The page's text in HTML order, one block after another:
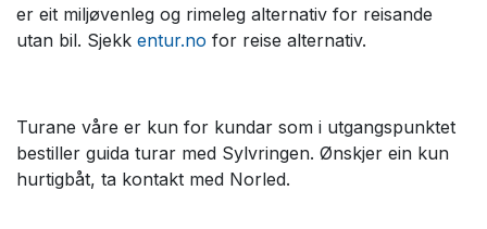
er eit miljøvenleg og rimeleg alternativ for reisande
utan bil. Sjekk entur.no for reise alternativ.
Turane våre er kun for kundar som i utgangspunktet
bestiller guida turar med Sylvringen. Ønskjer ein kun
hurtigbåt, ta kontakt med Norled.